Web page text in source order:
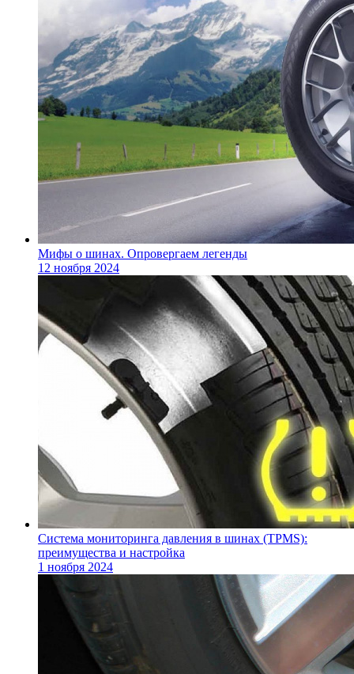
Мифы о шинах. Опровергаем легенды
12 ноября 2024
Система мониторинга давления в шинах (TPMS):
преимущества и настройка
1 ноября 2024